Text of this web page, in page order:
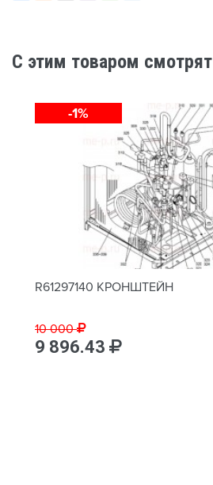
C этим товаром смотрят
-1%
R61297140 КРОНШТЕЙН
10 000
9 896.43